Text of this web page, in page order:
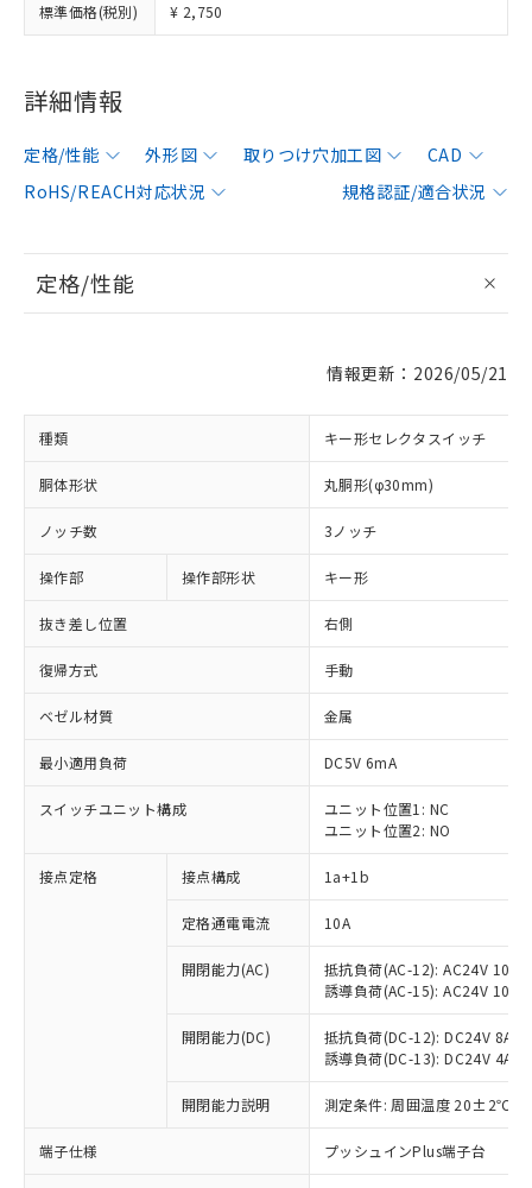
標準価格(税別) ¥ 2,750
詳細情報
定格/性能 外形図 取りつけ穴加工図
CAD
RoHS/REACH対応状況
規格認証/適合状況
定格/性能
情報更新：2026/05/21
種類 キー形セレクタスイッチ
胴体形状 丸胴形(φ30mm)
ノッチ数 3ノッチ
操作部 操作部形状 キー形
抜き差し位置 右側
復帰方式 手動
ベゼル材質 金属
最小適用負荷 DC5V 6mA
スイッチユニット構成
ユニット位置1: NC
ユニット位置2: NO
接点定格 接点構成 1a+1b
定格通電電流 10A
開閉能力(AC)
抵抗負荷(AC-12): AC24V 10A/
誘導負荷(AC-15): AC24V
開閉能力(DC)
抵抗負荷(DC-12): DC24V 8A/
誘導負荷(DC-13): DC24V 4A/
開閉能力説明 測定条件: 周囲温度 20±2℃、
端子仕様 プッシュインPlus端子台
※1 対応状況
対応済み：EU RoHS指令（10物質）の
非含有に対応した製品が提供可能な商品で